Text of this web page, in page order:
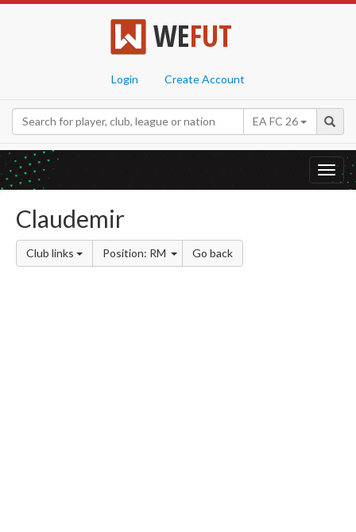
WEFUT
Login Create Account
EA FC 26
Claudemir
Club links Position: RM Go back